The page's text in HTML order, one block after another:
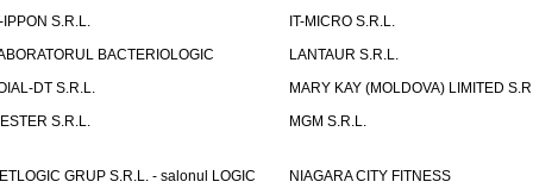
IPPON S.R.L.
IT-MICRO S.R.L.
BACTERIOLOGIC
LANTAUR S.R.L.
DT S.R.L.
MARY KAY (MOLDOVA) LIMITED
S.R.L.
MGM S.R.L.
GRUP S.R.L. - salonul LOGIC
NIAGARA CITY FITNESS